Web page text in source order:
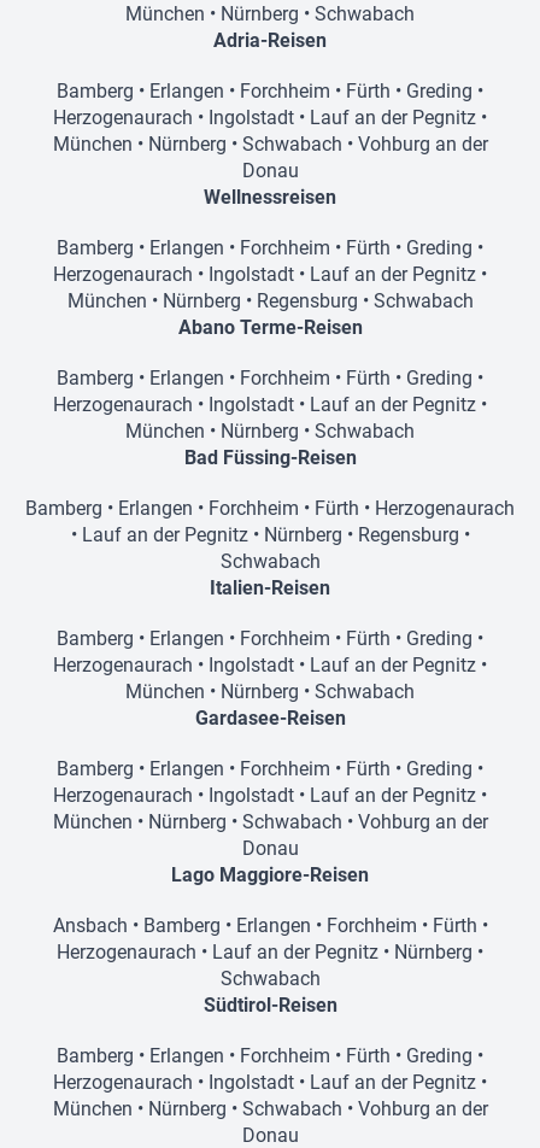
München • Nürnberg • Schwabach
Adria-Reisen
Bamberg • Erlangen • Forchheim • Fürth • Greding •
Herzogenaurach • Ingolstadt • Lauf an der Pegnitz •
München • Nürnberg • Schwabach • Vohburg an der
Donau
Wellnessreisen
Bamberg • Erlangen • Forchheim • Fürth • Greding •
Herzogenaurach • Ingolstadt • Lauf an der Pegnitz •
München • Nürnberg • Regensburg • Schwabach
Abano Terme-Reisen
Bamberg • Erlangen • Forchheim • Fürth • Greding •
Herzogenaurach • Ingolstadt • Lauf an der Pegnitz •
München • Nürnberg • Schwabach
Bad Füssing-Reisen
Bamberg • Erlangen • Forchheim • Fürth • Herzogenaurach
• Lauf an der Pegnitz• Nürnberg • Regensburg •
Schwabach
Italien-Reisen
Bamberg • Erlangen • Forchheim • Fürth • Greding •
Herzogenaurach • Ingolstadt • Lauf an der Pegnitz •
München • Nürnberg • Schwabach
Gardasee-Reisen
Bamberg • Erlangen • Forchheim • Fürth • Greding •
Herzogenaurach • Ingolstadt • Lauf an der Pegnitz •
München • Nürnberg • Schwabach • Vohburg an der
Donau
Lago Maggiore-Reisen
Ansbach • Bamberg • Erlangen • Forchheim • Fürth •
Herzogenaurach • Lauf an der Pegnitz • Nürnberg •
Schwabach
Südtirol-Reisen
Bamberg • Erlangen • Forchheim • Fürth • Greding •
Herzogenaurach • Ingolstadt • Lauf an der Pegnitz •
München • Nürnberg • Schwabach • Vohburg an der
Donau